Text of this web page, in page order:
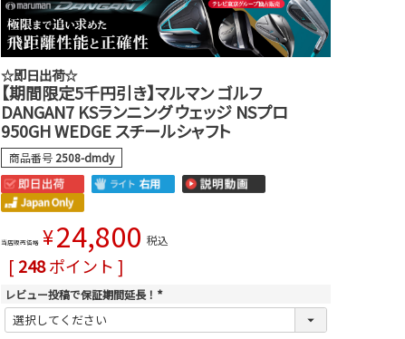
☆即日出荷☆
【期間限定5千円引き】マルマン ゴルフ
DANGAN7 KSランニング ウェッジ NSプロ
950GH WEDGE スチールシャフト
商品番号 2508-dmdy
当店販売価格 ¥24,800 税込
[ 248ポイント ]
レビュー投稿で保証期間延長！
(